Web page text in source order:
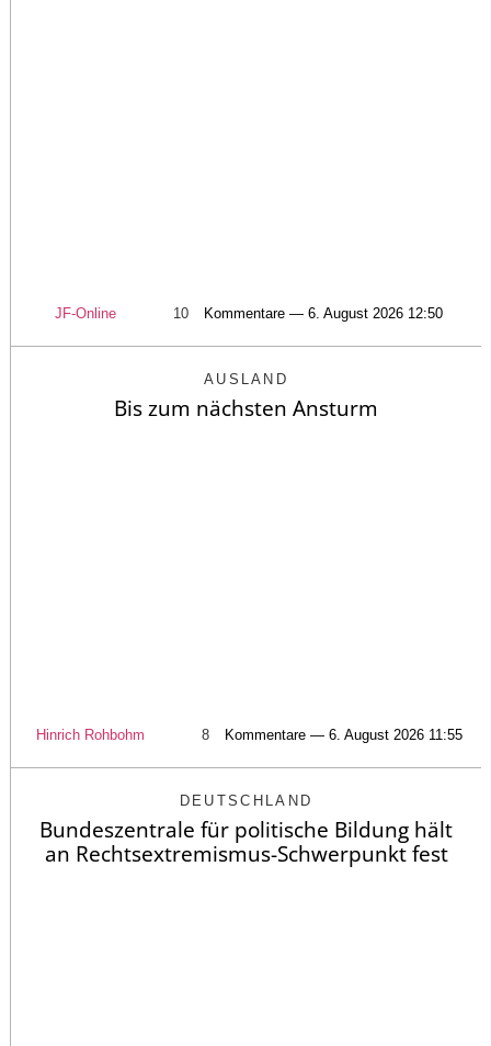
JF-Online 10 Kommentare — 6. August 2026 12:50
AUSLAND
Bis zum nächsten Ansturm
Hinrich Rohbohm 8 Kommentare — 6. August 2026 11:55
DEUTSCHLAND
Bundeszentrale für politische Bildung hält
an Rechtsextremismus-Schwerpunkt fest